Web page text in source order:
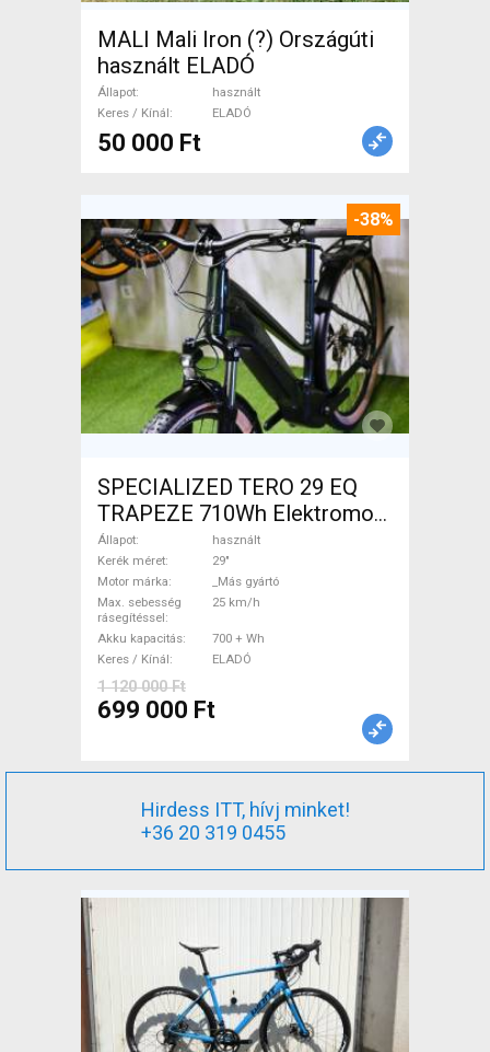
MALI Mali Iron (?) Országúti
használt ELADÓ
Állapot
használt
Keres / Kínál
ELADÓ
50 000 Ft
-38%
SPECIALIZED TERO 29 EQ
TRAPEZE 710Wh Elektromos
Trekking/cross 25 km/h _Más
gyártó 700 + Wh használt
ELADÓ
Állapot
használt
Kerék méret
29"
Motor márka
_Más gyártó
Max. sebesség
rásegítéssel
25 km/h
Akku kapacitás
700 + Wh
Keres / Kínál
ELADÓ
1 120 000 Ft
699 000 Ft
Hirdess ITT, hívj minket!
+36 20 319 0455